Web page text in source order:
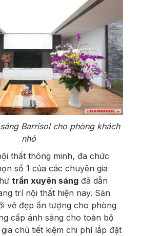
Barrisol cho phòng khách
nhỏ
thất thông minh, đa chức
số 1 của các chuyên gia
trần xuyên sáng đã dẫn
trí nội thất hiện nay. Sản
vẻ đẹp ấn tượng cho phòng
cấp ánh sáng cho toàn bộ
chủ tiết kiệm chi phí lắp đặt